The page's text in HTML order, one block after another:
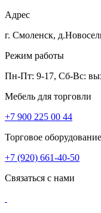
Адрес
г. Смоленск,
Режим работы
Пн-Пт: 9-17, Сб-Вс:
Мебель для торговли
+7 900 225 00 44
Торговое оборудование
+7 (920) 661-40-50
Связаться с нами